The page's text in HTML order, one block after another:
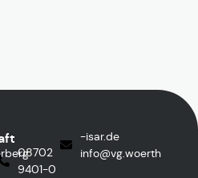
08702
9401-0
ed.rasi-
htreow.gv
@ofni